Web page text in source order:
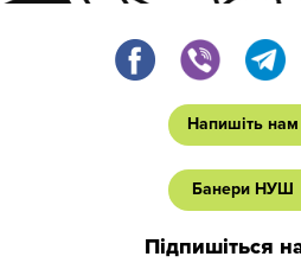
Напишіть нам
Банери НУШ
Підпишіться